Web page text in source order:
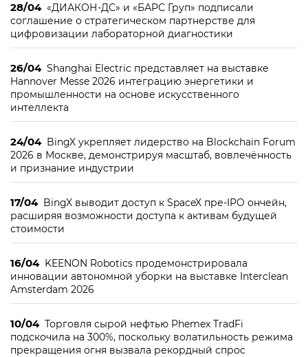
28/04 «ДИАКОН-ДС» и «БАРС Груп» подписали
соглашение о стратегическом партнерстве для
цифровизации лабораторной диагностики
26/04 Shanghai Electric представляет на выставке
Hannover Messe 2026 интеграцию энергетики и
промышленности на основе искусственного
интеллекта
24/04 BingX укрепляет лидерство на Blockchain Forum
2026 в Москве, демонстрируя масштаб, вовлечённость
и признание индустрии
17/04 BingX выводит доступ к SpaceX пре-IPO ончейн,
расширяя возможности доступа к активам будущей
стоимости
16/04 KEENON Robotics продемонстрировала
инновации автономной уборки на выставке Interclean
Amsterdam 2026
10/04 Торговля сырой нефтью Phemex TradFi
подскочила на 300%, поскольку волатильность режима
прекращения огня вызвала рекордный спрос